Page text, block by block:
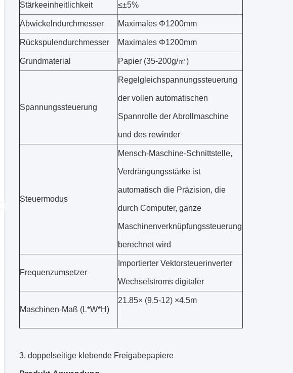
Stärkeeinheitlichkeit ≤±5%
Abwickelndurchmesser Maximales Φ1200mm
Rückspulendurchmesser Maximales Φ1200mm
Grundmaterial Papier (35-200g/㎡)
Spannungssteuerung
Regelgleichspannungssteuerung
der vollen automatischen
Spannrolle der Abrollmaschine
und des rewinder
Steuermodus
Mensch-Maschine-Schnittstelle,
Verdrängungsstärke ist
automatisch die Präzision, die
durch Computer, ganze
Maschinenverknüpfungssteuerung
berechnet wird
Frequenzumsetzer
Importierter Vektorsteuerinverter
Wechselstroms digitaler
Maschinen-Maß (L*W*H)
21.85× (9.5-12) ×4.5m
3. doppelseitige klebende Freigabepapiere